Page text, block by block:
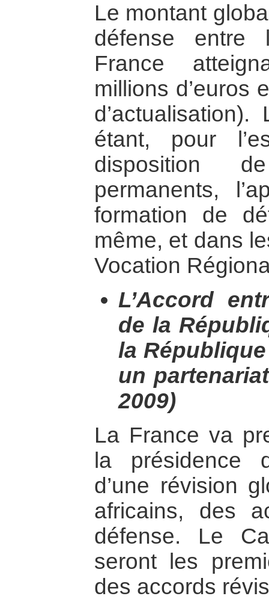
Le montant
défense
France
millions d’euros
étant, pour
disposition
permanents,
formation de
même, et dans
Vocation
L’Accord
de la
la
un
2009)
La France va
la présidence
d’une révision
africains, des
défense. Le
seront les
des accords